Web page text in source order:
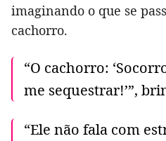
imaginando o que se
cachorro.
“O cachorro:
me sequestrar!’”,
“Ele não fala com